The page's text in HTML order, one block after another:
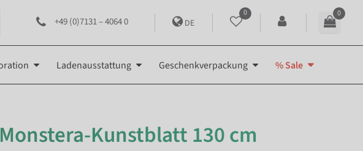
+49 (0)7131 – 4064 0 DE
0 0
Ladenausstattung Geschenkverpackung % Sale
Kunstblatt 130 cm